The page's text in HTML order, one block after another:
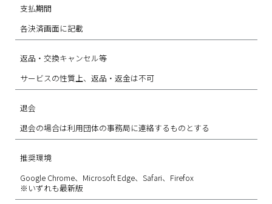
支払期間
各決済画面に記載
返品・交換キャンセル等
サービスの性質上、返品・返金は不可
退会
退会の場合は利用団体の事務局に連絡するものとする
推奨環境
Google Chrome、Microsoft Edge、Safari、Firefox
※いずれも最新版